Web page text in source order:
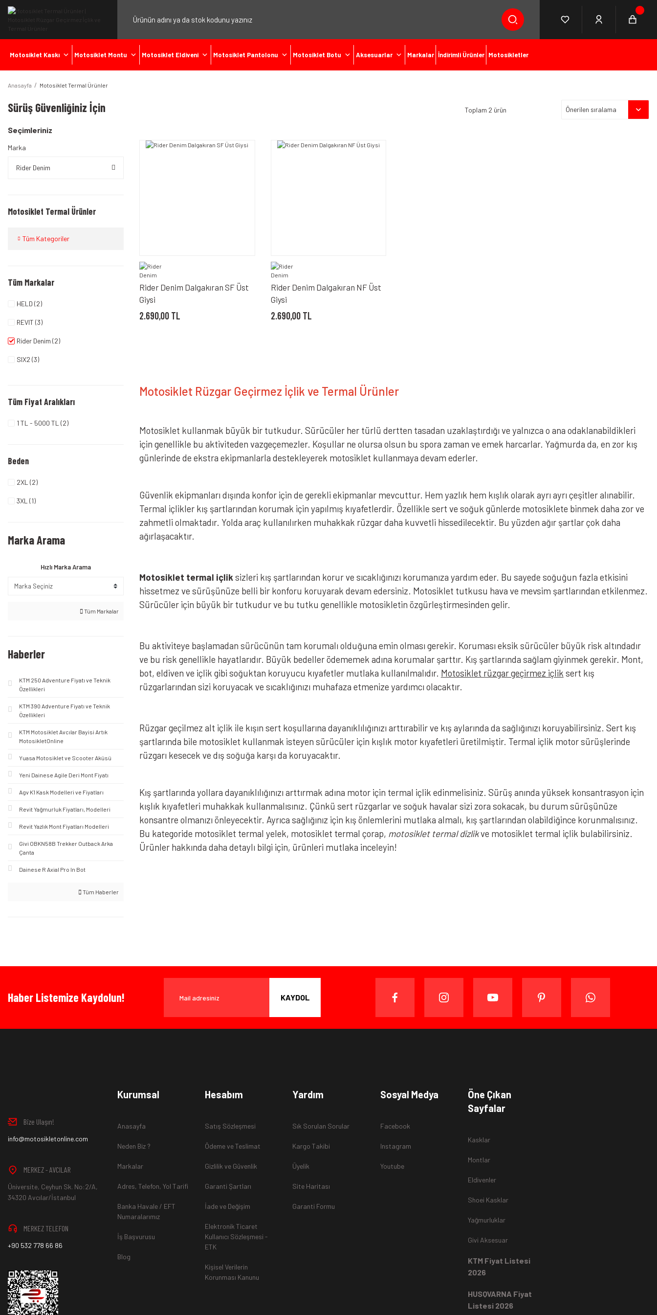
Motosiklet Kaskı Motosiklet Montu Motosiklet Eldiveni Motosiklet Pantolonu Motosiklet Botu Aksesuarlar Markalar İndirimli Ürünler Motosikletler
Anasayfa Motosiklet Termal Ürünler
Sürüş Güvenliğiniz İçin
Seçimleriniz
Marka
Rider Denim
Motosiklet Termal Ürünler
Tüm Kategoriler
Tüm Markalar
HELD (2)
REVIT (3)
Rider Denim (2)
SIX2 (3)
Tüm Fiyat Aralıkları
1 TL - 5000 TL (2)
Beden
2XL (2)
3XL (1)
Marka Arama
Hızlı Marka Arama
Tüm Markalar
Haberler
KTM 250 Adventure Fiyatı ve Teknik
Özellikleri
KTM 390 Adventure Fiyatı ve Teknik
Özellikleri
KTM Motosiklet Avcılar Bayisi Artık
MotosikletOnline
Yuasa Motosiklet ve Scooter Aküsü
Yeni Dainese Agile Deri Mont Fiyatı
Agv K1 Kask Modelleri ve Fiyatları
Revit Yağmurluk Fiyatları, Modelleri
Revit Yazlık Mont Fiyatları Modelleri
Givi OBKN58B Trekker Outback Arka
Çanta
Dainese R Axial Pro In Bot
Tüm Haberler
Toplam 2 ürün
Rider Denim Dalgakıran SF Üst
Giysi
2.690,00 TL
Rider Denim Dalgakıran NF Üst
Giysi
2.690,00 TL
Motosiklet Rüzgar Geçirmez İçlik ve Termal Ürünler
Motosiklet kullanmak büyük bir tutkudur. Sürücüler her türlü dertten tasadan uzaklaştırdığı ve yalnızca o ana odaklanabildikleri
için genellikle bu aktiviteden vazgeçemezler. Koşullar ne olursa olsun bu spora zaman ve emek harcarlar. Yağmurda da, en zor kış
günlerinde de ekstra ekipmanlarla destekleyerek motosiklet kullanmaya devam ederler.
Güvenlik ekipmanları dışında konfor için de gerekli ekipmanlar mevcuttur. Hem yazlık hem kışlık olarak ayrı ayrı çeşitler alınabilir.
Termal içlikler kış şartlarından korumak için yapılmış kıyafetlerdir. Özellikle sert ve soğuk günlerde motosiklete binmek daha zor ve
zahmetli olmaktadır. Yolda araç kullanılırken muhakkak rüzgar daha kuvvetli hissedilecektir. Bu yüzden ağır şartlar çok daha
ağırlaşacaktır.
Motosiklet termal içlik sizleri kış şartlarından korur ve sıcaklığınızı korumanıza yardım eder. Bu sayede soğuğun fazla etkisini
hissetmez ve sürüşünüze belli bir konforu koruyarak devam edersiniz. Motosiklet tutkusu hava ve mevsim şartlarından etkilenmez.
Sürücüler için büyük bir tutkudur ve bu tutku genellikle motosikletin özgürleştirmesinden gelir.
Bu aktiviteye başlamadan sürücünün tam korumalı olduğuna emin olması gerekir. Koruması eksik sürücüler büyük risk altındadır
ve bu risk genellikle hayatlarıdır. Büyük bedeller ödememek adına korumalar şarttır. Kış şartlarında sağlam giyinmek gerekir. Mont,
bot, eldiven ve içlik gibi soğuktan koruyucu kıyafetler mutlaka kullanılmalıdır. Motosiklet rüzgar geçirmez içlik sert kış
rüzgarlarından sizi koruyacak ve sıcaklığınızı muhafaza etmenize yardımcı olacaktır.
Rüzgar geçilmez alt içlik ile kışın sert koşullarına dayanıklılığınızı arttırabilir ve kış aylarında da sağlığınızı koruyabilirsiniz. Sert kış
şartlarında bile motosiklet kullanmak isteyen sürücüler için kışlık motor kıyafetleri üretilmiştir. Termal içlik motor sürüşlerinde
rüzgarı kesecek ve dış soğuğa karşı da koruyacaktır.
Kış şartlarında yollara dayanıklılığınızı arttırmak adına motor için termal içlik edinmelisiniz. Sürüş anında yüksek konsantrasyon için
kışlık kıyafetleri muhakkak kullanmalısınız. Çünkü sert rüzgarlar ve soğuk havalar sizi zora sokacak, bu durum sürüşünüze
konsantre olmanızı önleyecektir. Ayrıca sağlığınız için kış önlemlerini mutlaka almalı, kış şartlarından olabildiğince korunmalısınız.
Bu kategoride motosiklet termal yelek, motosiklet termal çorap, motosiklet termal dizlikve motosiklet termal içlik bulabilirsiniz.
Ürünler hakkında daha detaylı bilgi için, ürünleri mutlaka inceleyin!
Haber Listemize Kaydolun! KAYDOL
Bize Ulaşın!
info@motosikletonline.com
MERKEZ - AVCILAR
Üniversite, Ceyhun Sk. No:2/A,
34320 Avcılar/İstanbul
MERKEZ TELEFON
+90 532 778 66 86
Kurumsal
Anasayfa
Neden Biz ?
Markalar
Adres, Telefon, Yol Tarifi
Banka Havale / EFT
Numaralarımız
İş Başvurusu
Blog
Hesabım
Satış Sözleşmesi
Ödeme ve Teslimat
Gizlilik ve Güvenlik
Garanti Şartları
İade ve Değişim
Elektronik Ticaret
Kullanıcı Sözleşmesi -
ETK
Kişisel Verilerin
Korunması Kanunu
Yardım
Sık Sorulan Sorular
Kargo Takibi
Üyelik
Site Haritası
Garanti Formu
Sosyal Medya
Facebook
Instagram
Youtube
Öne Çıkan
Sayfalar
Kasklar
Montlar
Eldivenler
Shoei Kasklar
Yağmurluklar
Givi Aksesuar
KTM Fiyat Listesi
2026
HUSQVARNA Fiyat
Listesi 2026